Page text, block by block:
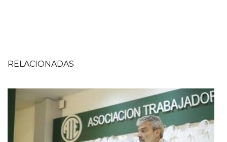
RELACIONADAS